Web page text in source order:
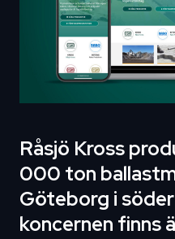
Råsjö Kross
000 ton
Göteborg i
koncernen finns